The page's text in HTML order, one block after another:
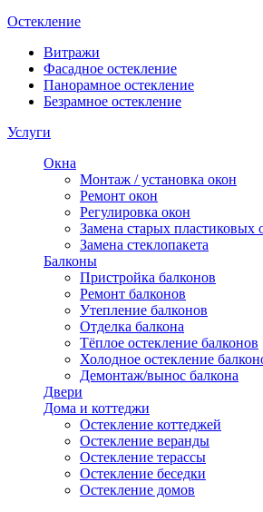
Остекление
Витражи
Фасадное остекление
Панорамное остекление
Безрамное остекление
Услуги
Окна
Монтаж / установка окон
Ремонт окон
Регулировка окон
Замена старых пластиковых
Замена стеклопакета
Балконы
Пристройка балконов
Ремонт балконов
Утепление балконов
Отделка балкона
Тёплое остекление балконов
Холодное остекление
Демонтаж/вынос балкона
Двери
Дома и коттеджи
Остекление коттеджей
Остекление веранды
Остекление терассы
Остекление беседки
Остекление домов